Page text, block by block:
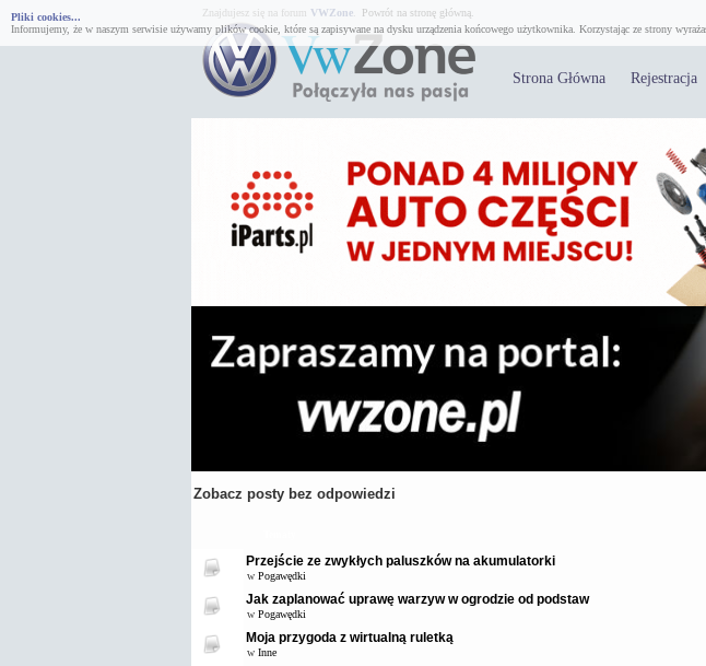
Pliki cookies...
Informujemy, że w naszym serwisie używamy plików cookie, które są zapisywane na dysku urządzenia końcowego użytkownika. Korzystając ze strony
Znajdujesz się na forum VWZone. Powrót na stronę główną.
Strona Główna Rejestracja
Zobacz posty bez odpowiedzi
Przejście ze zwykłych paluszków na akumulatorki
w Pogawędki
Jak zaplanować uprawę warzyw w ogrodzie od podstaw
w Pogawędki
Moja przygoda z wirtualną ruletką
w Inne